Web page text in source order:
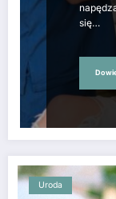
się…
Uroda